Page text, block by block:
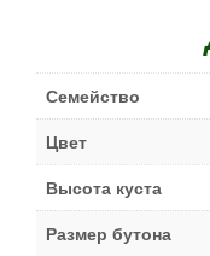
Семейство
Цвет
Высота куста
Размер бутона